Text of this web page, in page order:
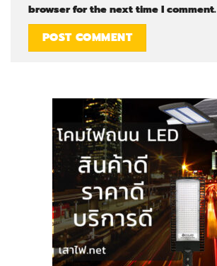
browser for the next time I comment.